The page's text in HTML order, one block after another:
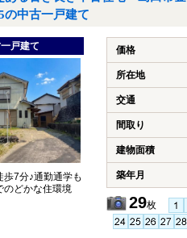
の中古一戸建て
戸建て
7分♪通勤通学も
のどかな住環境
価格
所在地
交通
間取り
建物面積
築年月
29枚